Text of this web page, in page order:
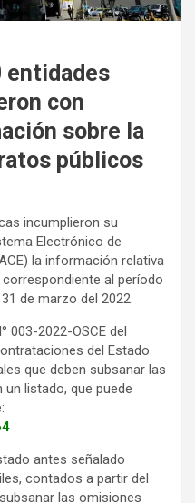
entidades
con
sobre la
públicos
incumplieron su
Electrónico de
la información relativa
al período
de marzo del 2022.
003-2022-OSCE del
del Estado
que deben subsanar las
listado, que puede
antes señalado
contados a partir del
las omisiones